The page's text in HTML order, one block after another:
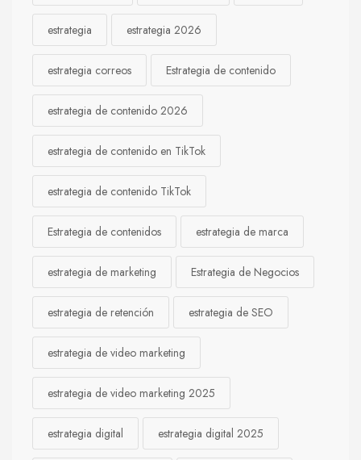
estrategia estrategia 2026
estrategia correos Estrategia de contenido
estrategia de contenido 2026
estrategia de contenido en TikTok
estrategia de contenido TikTok
Estrategia de contenidos estrategia de marca
estrategia de marketing Estrategia de Negocios
estrategia de retención estrategia de SEO
estrategia de video marketing
estrategia de video marketing 2025
estrategia digital estrategia digital 2025